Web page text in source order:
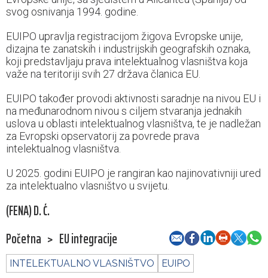
svog osnivanja 1994. godine.
EUIPO upravlja registracijom žigova Evropske unije,
dizajna te zanatskih i industrijskih geografskih oznaka,
koji predstavljaju prava intelektualnog vlasništva koja
važe na teritoriji svih 27 država članica EU.
EUIPO također provodi aktivnosti saradnje na nivou EU i
na međunarodnom nivou s ciljem stvaranja jednakih
uslova u oblasti intelektualnog vlasništva, te je nadležan
za Evropski opservatorij za povrede prava
intelektualnog vlasništva.
U 2025. godini EUIPO je rangiran kao najinovativniji ured
za intelektualno vlasništvo u svijetu.
(FENA) D. Ć.
Početna > EU integracije
INTELEKTUALNO VLASNIŠTVO EUIPO